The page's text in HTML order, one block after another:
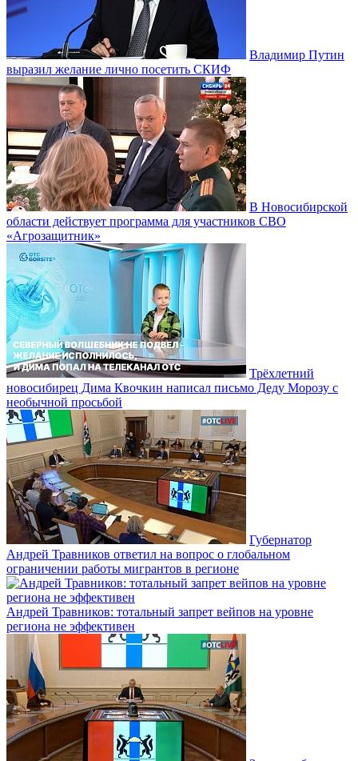
Владимир Путин
выразил желание лично посетить СКИФ
В Новосибирской
области действует программа для участников СВО
«Агрозащитник»
Трёхлетний
новосибирец Дима Квочкин написал письмо Деду Морозу с
необычной просьбой
Губернатор
Андрей Травников ответил на вопрос о глобальном
ограничении работы мигрантов в регионе
Андрей Травников: тотальный запрет вейпов на уровне
региона не эффективен